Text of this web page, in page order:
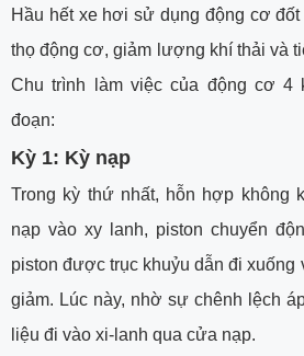
Hầu hết xe hơi sử dụng động cơ
thọ động cơ, giảm lượng khí thải và
Chu trình làm việc của động cơ 4
đoạn:
Kỳ 1: Kỳ nạp
Trong kỳ thứ nhất, hỗn hợp không
nạp vào xy lanh, piston chuyển
piston được trục khuỷu dẫn đi xuống
giảm. Lúc này, nhờ sự chênh lệch
liệu đi vào xi-lanh qua cửa nạp.